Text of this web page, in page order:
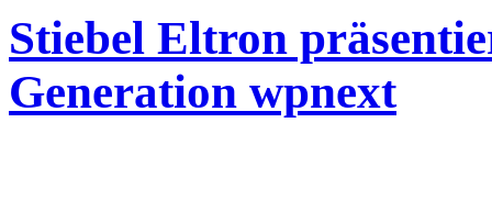
Stiebel Eltron
Generation wpnext